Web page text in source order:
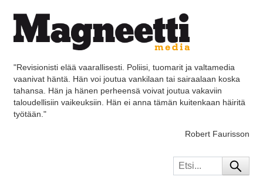
"Revisionisti elää vaarallisesti. Poliisi, tuomarit ja valtamedia
vaanivat häntä. Hän voi joutua vankilaan tai sairaalaan koska
tahansa. Hän ja hänen perheensä voivat joutua vakaviin
taloudellisiin vaikeuksiin. Hän ei anna tämän kuitenkaan häiritä
työtään."
Robert Faurisson